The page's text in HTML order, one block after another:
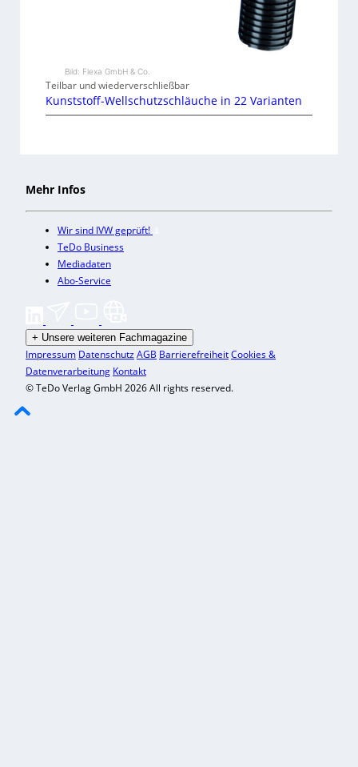
Bild: Flexa GmbH & Co.
Teilbar und wiederverschließbar
Kunststoff-Wellschutzschläuche in 22 Varianten
Mehr Infos
Wir sind IVW geprüft!
TeDo Business
Mediadaten
Abo-Service
+ Unsere weiteren Fachmagazine
Impressum DatenschutzAGB BarrierefreiheitCookies &
Datenverarbeitung Kontakt
© TeDo Verlag GmbH 2026 All rights reserved.